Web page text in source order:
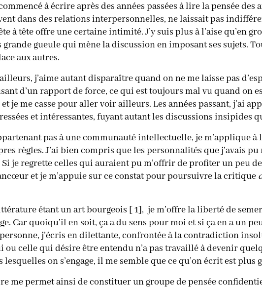
à écrire après des années passées à lire la pensée
dans des relations interpersonnelles, ne laissait pas
à tête offre une certaine intimité. J’y suis plus à l’aise qu’en
grande gueule qui mène la discussion en imposant ses sujets.
aux autres.
j’aime autant disparaître quand on ne me laisse pas
d’un rapport de force, ce qui est toujours mal vu quand on
je me casse pour aller voir ailleurs. Les années passant, j’ai
et intéressantes, fuyant autant les discussions insipides
pas à une communauté intellectuelle, je m’applique
règles. J’ai bien compris que les personnalités que j’avais
Si je regrette celles qui auraient pu m’offrir de profiter un peu
et je m’appuie sur ce constat pour poursuivre la critique
étant un art bourgeois [ 1], je m’offre la liberté de
Car quoiqu’il en soit, ça a du sens pour moi et si ça en a un
j’écris en dilettante, confrontée à la contradiction
ou celle qui désire être entendu n’a pas travaillé à devenir
lesquelles on s’engage, il me semble que ce qu’on écrit est plus
me permet ainsi de constituer un groupe de pensée